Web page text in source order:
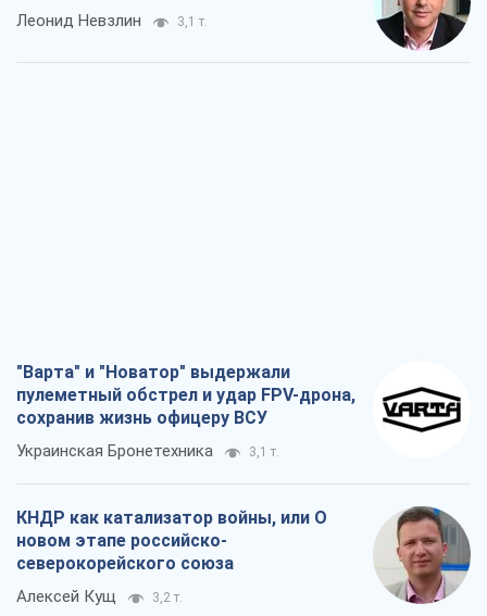
Леонид Невзлин 3,1 т.
"Варта" и "Новатор" выдержали
пулеметный обстрел и удар FPV-дрона,
сохранив жизнь офицеру ВСУ
Украинская Бронетехника 3,1 т.
КНДР как катализатор войны, или О
новом этапе российско-
северокорейского союза
Алексей Кущ 3,2 т.